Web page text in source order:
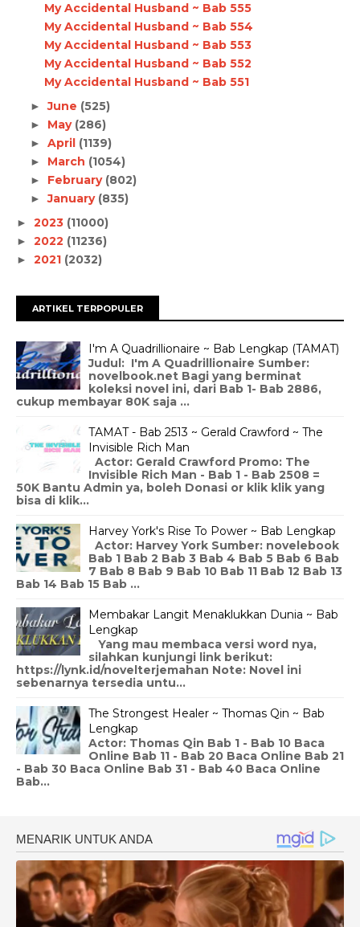
My Accidental Husband ~ Bab 555
My Accidental Husband ~ Bab 554
My Accidental Husband ~ Bab 553
My Accidental Husband ~ Bab 552
My Accidental Husband ~ Bab 551
►June (525)
► May (286)
► April (1139)
► March (1054)
► February (802)
►January (835)
► 2023 (11000)
► 2022 (11236)
► 2021 (2032)
ARTIKEL TERPOPULER
I'm A Quadrillionaire ~ Bab Lengkap (TAMAT)
Judul: I'm A Quadrillionaire Sumber:
novelbook.net Bagi yang berminat
koleksi novel ini, dari Bab 1- Bab 2886,
cukup membayar 80K saja ...
TAMAT - Bab 2513 ~ Gerald Crawford ~ The
Invisible Rich Man
Actor: Gerald Crawford Promo: The
Invisible Rich Man - Bab 1 - Bab 2508 =
50K Bantu Admin ya, boleh Donasi or klik klik yang
bisa di klik...
Harvey York's Rise To Power ~ Bab Lengkap
Actor: Harvey York Sumber: novelebook
Bab 1 Bab 2 Bab 3 Bab 4 Bab 5 Bab 6 Bab
7 Bab 8 Bab 9 Bab 10 Bab 11 Bab 12 Bab 13
Bab 14 Bab 15 Bab ...
Membakar Langit Menaklukkan Dunia ~ Bab
Lengkap
Yang mau membaca versi word nya,
silahkan kunjungi link berikut:
https://lynk.id/novelterjemahan Note: Novel ini
sebenarnya tersedia untu...
The Strongest Healer ~ Thomas Qin ~ Bab
Lengkap
Actor: Thomas Qin Bab 1 - Bab 10 Baca
Online Bab 11 - Bab 20 Baca Online Bab 21
- Bab 30 Baca Online Bab 31 - Bab 40 Baca Online
Bab...